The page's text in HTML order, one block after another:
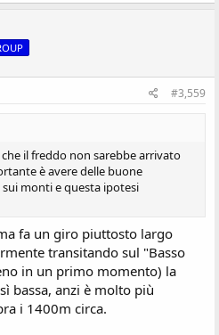
#3,559
il freddo non sarebbe arrivato
è avere delle buone
monti e questa ipotesi
fa un giro piuttosto largo
transitando sul "Basso
in un primo momento) la
bassa, anzi è molto più
i 1400m circa.